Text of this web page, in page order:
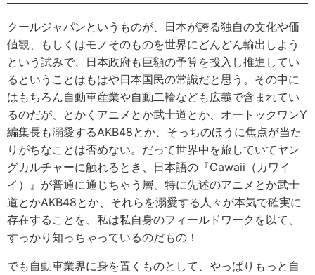
クールジャパンというものが、日本が誇る独自の文化や価
値観、もしくはモノそのものを世界にどんどん輸出しよう
という試みで、日本政府も巨額の予算を投入し推進してい
るということはもはや日本国民の常識だと思う。その中に
はもちろん自動車産業や自動二輪なども広義で含まれてい
るのだが、とかくアニメとか武士道とか、オートックワンY
編集長も溺愛するAKB48とか、そっちのほうに焦点が当た
りがちなことは否めない。だって世界中を旅していてヤン
グカルチャーに触れるとき、日本語の『Cawaii（カワイ
イ）』が普通に通じちゃう層、特に先述のアニメとか武士
道とかAKB48とか、それらを溺愛する人々が本気で確実に
存在することを、私は私自身のフィールドワークを以て、
すっかり知っちゃっているのだもの！
でも自動車業界に身を置くものとして、やっぱりもっと自